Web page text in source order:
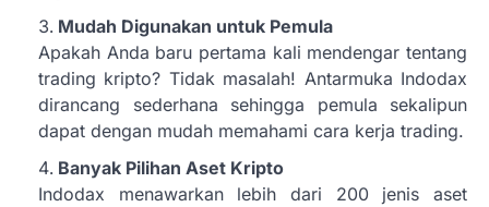
Mudah Digunakan untuk Pemula
Apakah Anda baru pertama kali mendengar tentang
trading kripto? Tidak masalah! Antarmuka Indodax
dirancang sederhana sehingga pemula sekalipun
dapat dengan mudah memahami cara kerja trading.
Banyak Pilihan Aset Kripto
Indodax menawarkan lebih dari 200 jenis aset